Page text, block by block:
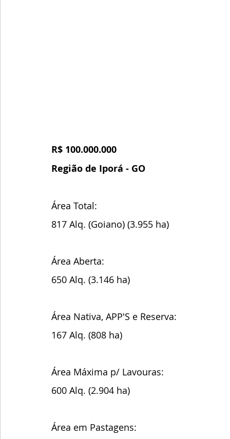
R$ 100.000.000
Região de Iporá - GO
Área Total:
817 Alq. (Goiano) (3.955 ha)
Área Aberta:
650 Alq. (3.146 ha)
Área Nativa, APP'S e Reserva:
167 Alq. (808 ha)
Área Máxima p/ Lavouras:
600 Alq. (2.904 ha)
Área em Pastagens: